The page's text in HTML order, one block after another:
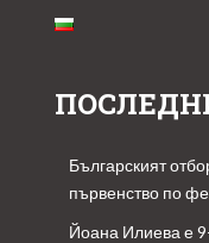
Българският
първенство по
Йоана Илиева е